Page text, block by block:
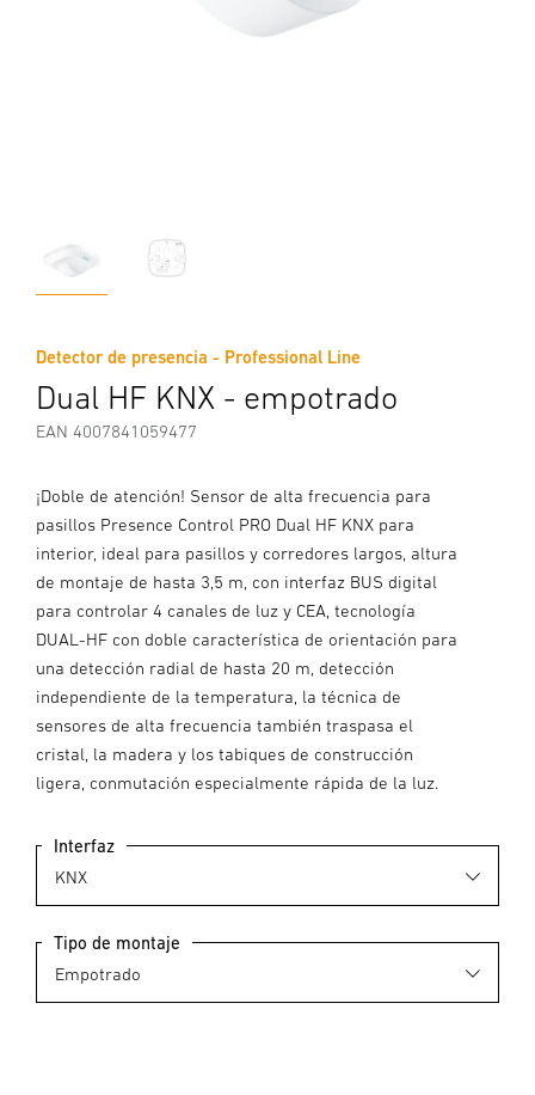
Detector de presencia - Professional Line
Dual HF KNX - empotrado
EAN 4007841059477
¡Doble de atención! Sensor de alta frecuencia para
pasillos Presence Control PRO Dual HF KNX para
interior, ideal para pasillos y corredores largos, altura
de montaje de hasta 3,5 m, con interfaz BUS digital
para controlar 4 canales de luz y CEA, tecnología
DUAL-HF con doble característica de orientación para
una detección radial de hasta 20 m, detección
independiente de la temperatura, la técnica de
sensores de alta frecuencia también traspasa el
cristal, la madera y los tabiques de construcción
ligera, conmutación especialmente rápida de la luz.
Interfaz
Tipo de montaje